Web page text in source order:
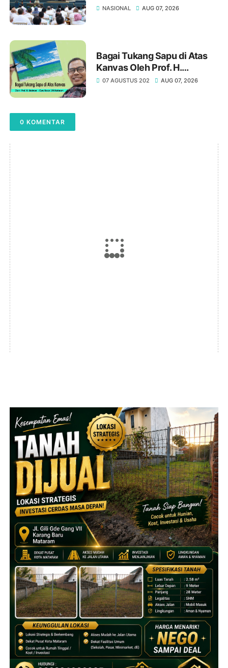
Hasil Riset
NASIONAL AUG 07, 2026
Bagai Tukang Sapu di Atas
Kanvas Oleh Prof. H.
Maimun, M. Pd
07 AGUSTUS 202 AUG 07, 2026
0 KOMENTAR